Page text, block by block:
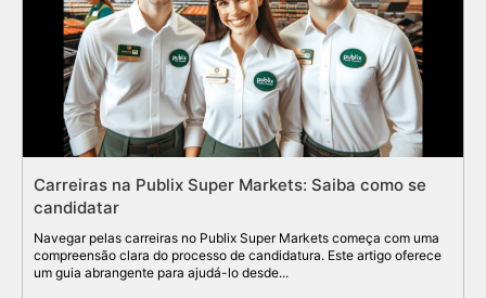
Carreiras na Publix Super Markets: Saiba como se
candidatar
Navegar pelas carreiras no Publix Super Markets começa com uma
compreensão clara do processo de candidatura. Este artigo oferece
um guia abrangente para ajudá-lo desde...